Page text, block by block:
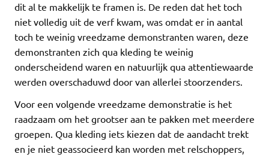
dit al te makkelijk te framen is. De reden dat het toch
niet volledig uit de verf kwam, was omdat er in aantal
toch te weinig vreedzame demonstranten waren, deze
demonstranten zich qua kleding te weinig
onderscheidend waren en natuurlijk qua attentiewaarde
werden overschaduwd door van allerlei stoorzenders.
Voor een volgende vreedzame demonstratie is het
raadzaam om het grootser aan te pakken met meerdere
groepen. Qua kleding iets kiezen dat de aandacht trekt
en je niet geassocieerd kan worden met relschoppers,